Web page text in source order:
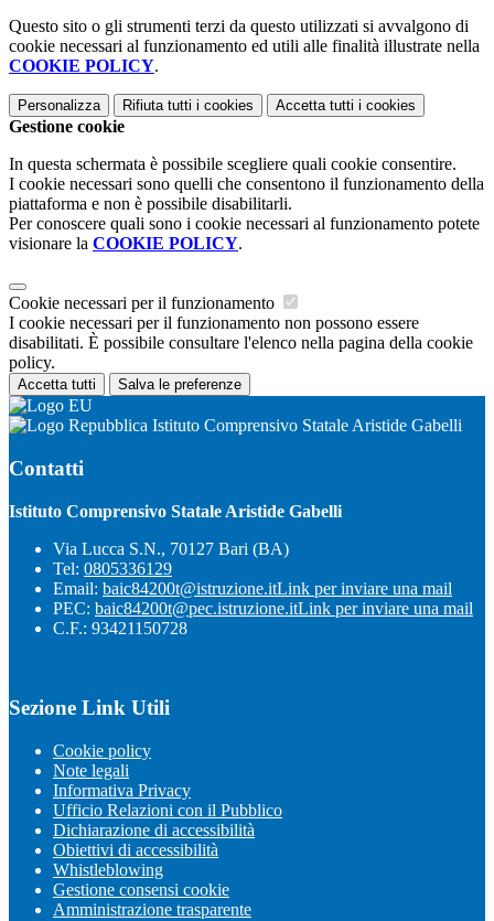
Questo sito o gli strumenti terzi da questo utilizzati si avvalgono di
cookie necessari al funzionamento ed utili alle finalità illustrate nella
COOKIE POLICY.
Personalizza Rifiuta tutti i cookies Accetta tutti i cookies
Gestione cookie
In questa schermata è possibile scegliere quali cookie consentire.
I cookie necessari sono quelli che consentono il funzionamento della
piattaforma e non è possibile disabilitarli.
Per conoscere quali sono i cookie necessari al funzionamento potete
visionare la COOKIE POLICY.
Cookie necessari per il funzionamento
I cookie necessari per il funzionamento non possono essere
disabilitati. È possibile consultare l'elenco nella pagina della cookie
policy.
Accetta tutti Salva le preferenze
Istituto Comprensivo Statale Aristide Gabelli
Contatti
Istituto Comprensivo Statale Aristide Gabelli
Via Lucca S.N., 70127 Bari (BA)
Tel: 0805336129
Email: baic84200t@istruzione.itLink per inviare una mail
PEC: baic84200t@pec.istruzione.itLink per inviare una mail
C.F.: 93421150728
Sezione Link Utili
Cookie policy
Note legali
Informativa Privacy
Ufficio Relazioni con il Pubblico
Dichiarazione di accessibilità
Obiettivi di accessibilità
Whistleblowing
Gestione consensi cookie
Amministrazione trasparente